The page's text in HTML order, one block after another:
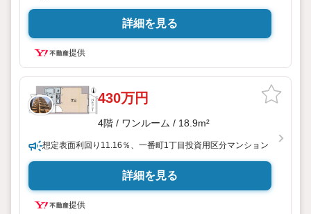
永大ハウス工業の強み
仙台市を中心に宮城県内の多数店舗で展開中！
1.
＜豊富な不動産知識＞
ております。
さらに教育施設や商業施設、子育て環境や行政などの地域情
とサポートさせていただきます。
＜経験豊富なスタッフ＞
当社では【購入】【売却】【引っ越し】【リフォーム】など住宅に関
する様々なご相談はもちろん、
ご購入時に気になる住宅ローンや各種税金についても、誠心
詳細を見る
提供
430万円
4階 / ワンルーム / 18.9m²
想定表面利回り11.16％、一番町1丁目投資用区分マンション
詳細を見る
提供